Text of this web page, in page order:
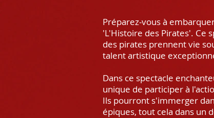
Préparez-vous à
'L'Histoire des Pirates'. Ce
des pirates prennent vie
talent artistique
Dans ce spectacle
unique de participer à
Ils pourront s'immerger
épiques, tout cela dans un